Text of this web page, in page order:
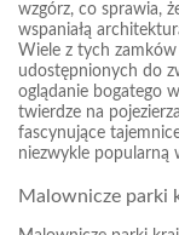
wzgórz, co sprawia,
wspaniałą
Wiele z tych
udostępnionych do
oglądanie bogatego
twierdze na
fascynujące
niezwykle popularną
Malownicze parki